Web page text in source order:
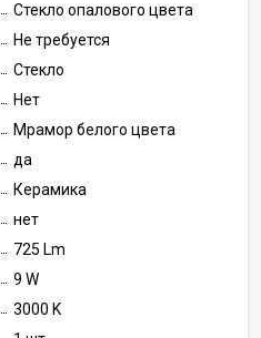
Стекло опалового цвета
Не требуется
Стекло
Нет
Мрамор белого цвета
да
Керамика
нет
725 Lm
9 W
3000 K